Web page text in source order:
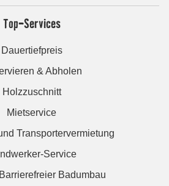
Top-Services
Dauertiefpreis
& Abholen
Holzzuschnitt
Mietservice
Transportervermietung
Service
Badumbau